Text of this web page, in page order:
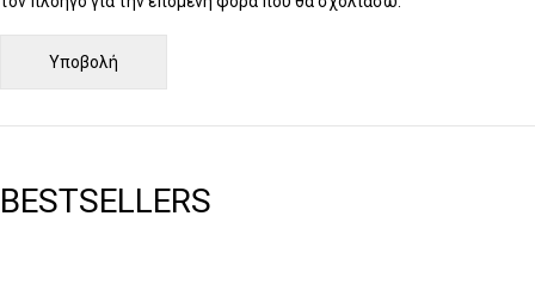
BESTSELLERS